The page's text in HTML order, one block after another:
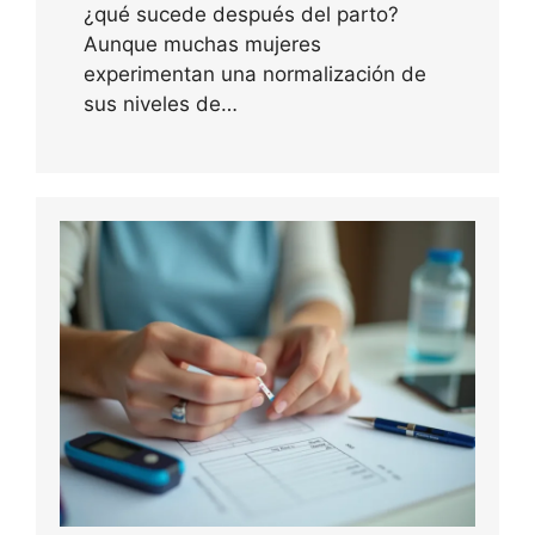
¿qué sucede después del parto?
Aunque muchas mujeres
experimentan una normalización de
sus niveles de…